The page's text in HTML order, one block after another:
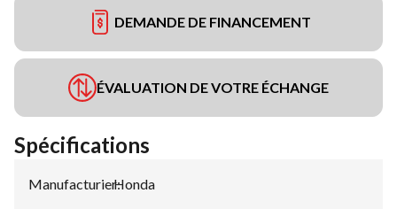
DEMANDE DE FINANCEMENT
ÉVALUATION DE VOTRE ÉCHANGE
Spécifications
Manufacturier:
Honda